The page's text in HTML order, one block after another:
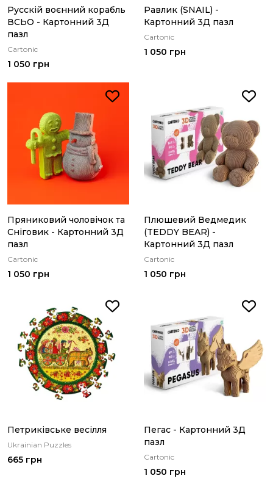
Русскій воєнний корабль
ВСЬО - Картонний 3Д
пазл
Cartonic
1 050 грн
Равлик (SNAIL) -
Картонний 3Д пазл
Cartonic
1 050 грн
Пряниковий чоловічок та
Сніговик - Картонний 3Д
пазл
Cartonic
1 050 грн
Плюшевий Ведмедик
(TEDDY BEAR) -
Картонний 3Д пазл
Cartonic
1 050 грн
Петриківське весілля
Ukrainian Puzzles
665 грн
Пегас - Картонний 3Д
пазл
Cartonic
1 050 грн